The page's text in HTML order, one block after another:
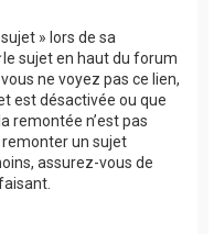
» lors de sa
le sujet en haut du forum
ne voyez pas ce lien,
est désactivée ou que
remontée n’est pas
un sujet
assurez-vous de